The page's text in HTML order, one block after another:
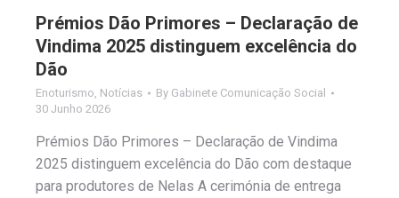
Prémios Dão Primores – Declaração de
Vindima 2025 distinguem excelência do
Dão
Enoturismo Notícias By Gabinete Comunicação Social
30 Junho 2026
Prémios Dão Primores – Declaração de Vindima
2025 distinguem excelência do Dão com destaque
para produtores de Nelas A cerimónia de entrega